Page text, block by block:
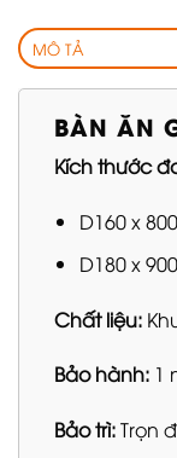
MÔ TẢ
BÀN ĂN
Kích thước
D160 x
D180 x
Chất liệu:
Bảo hành: 1
Bảo trì:Trọn